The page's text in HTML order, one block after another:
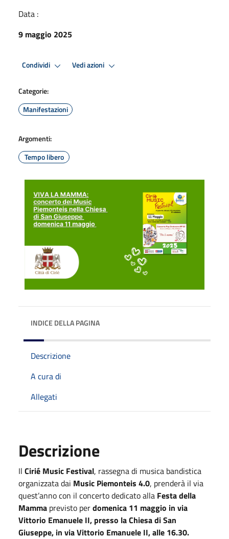
Data :
9 maggio 2025
Condividi Vedi azioni
Categorie:
Manifestazioni
Argomenti:
Tempo libero
INDICE DELLA PAGINA
Descrizione
A cura di
Allegati
Descrizione
Il Cirié Music Festival, rassegna di musica bandistica
organizzata dai Music Piemonteis 4.0, prenderà il via
quest’anno con il concerto dedicato alla Festa della
Mamma previsto perdomenica 11 maggio in via
Vittorio Emanuele II, presso la Chiesa di San
Giuseppe, in via Vittorio Emanuele II, alle 16.30.